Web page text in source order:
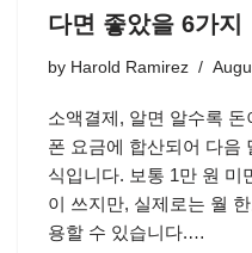
다면 좋았을 6가지
by Harold Ramirez
소액결제, 알면 알수록
폰 요금에 합산되어 다음
식입니다. 보통 1만 원 미
이 쓰지만, 실제로는 월
용할 수 있습니다.…